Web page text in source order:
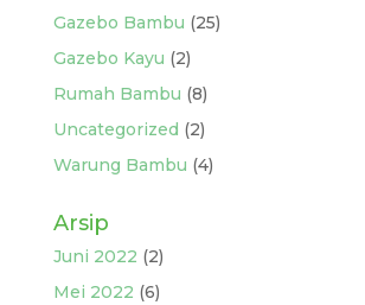
Gazebo Bambu (25)
Gazebo Kayu (2)
Rumah Bambu (8)
Uncategorized (2)
Warung Bambu (4)
Arsip
Juni 2022 (2)
Mei 2022 (6)